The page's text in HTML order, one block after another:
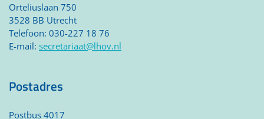
Orteliuslaan 750
3528 BB Utrecht
Telefoon: 030-227 18 76
E-mail: secretariaat@lhov.nl
Postadres
Postbus 4017